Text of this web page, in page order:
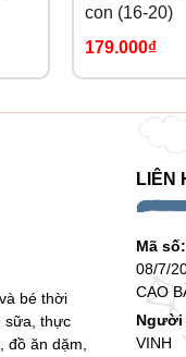
con (16-20)
179.000₫
bé thời
sữa, thực
đồ ăn dặm,
LIÊN
Mã số:
08/7/
CAO
Người
VINH